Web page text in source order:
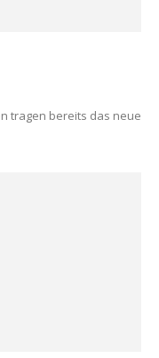
tragen bereits das neue